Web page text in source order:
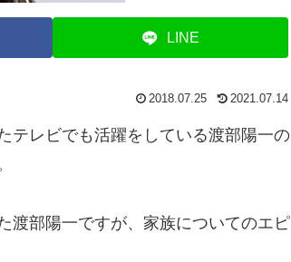
LINE
2018.07.25 2021.07.14
テレビでも活躍をしている渡部陽一の
渡部陽一ですが、家族についてのエピ